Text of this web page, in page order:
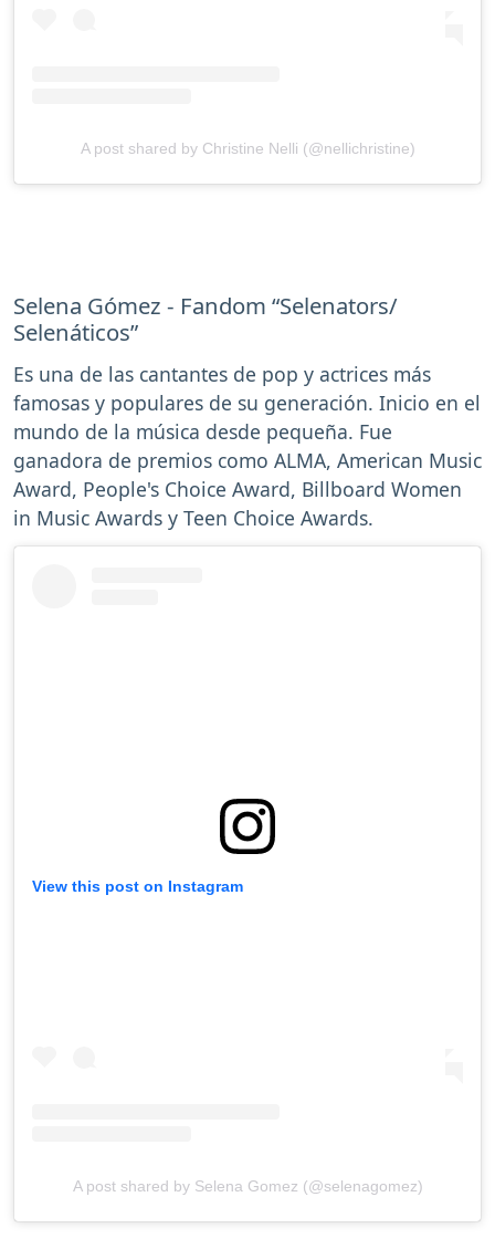
A post shared by Christine Nelli (@nellichristine)
Selena Gómez - Fandom “Selenators/
Selenáticos”
Es una de las cantantes de pop y actrices más
famosas y populares de su generación. Inicio en el
mundo de la música desde pequeña. Fue
ganadora de premios como ALMA, American Music
Award, People's Choice Award, Billboard Women
in Music Awards y Teen Choice Awards.
View this post on Instagram
A post shared by Selena Gomez (@selenagomez)